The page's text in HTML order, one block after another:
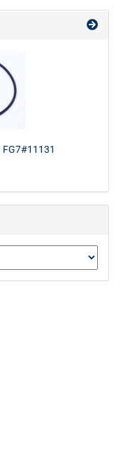
FG7#11131